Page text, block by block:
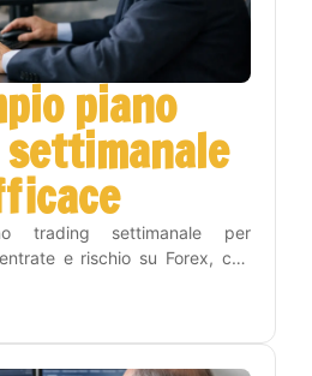
piano
trading settimanale per
e rischio su Forex, con